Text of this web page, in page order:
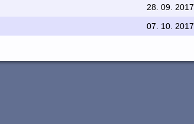
28. 09. 2017
07. 10. 2017